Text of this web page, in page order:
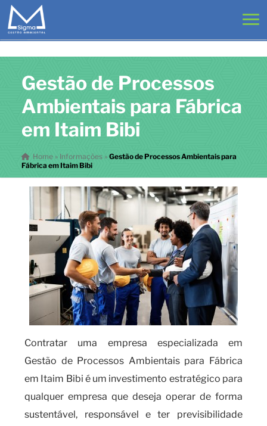
Gestão de Processos
Ambientais para Fábrica
em Itaim Bibi
Home» Informações » Gestão de Processos Ambientais para
Fábrica em Itaim Bibi
Contratar uma empresa especializada em
Gestão de Processos Ambientais para Fábrica
em Itaim Bibi é um investimento estratégico para
qualquer empresa que deseja operar de forma
sustentável, responsável e ter previsibilidade